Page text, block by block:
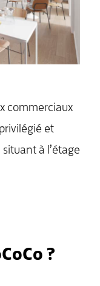
commerciaux
et
à l’étage
?